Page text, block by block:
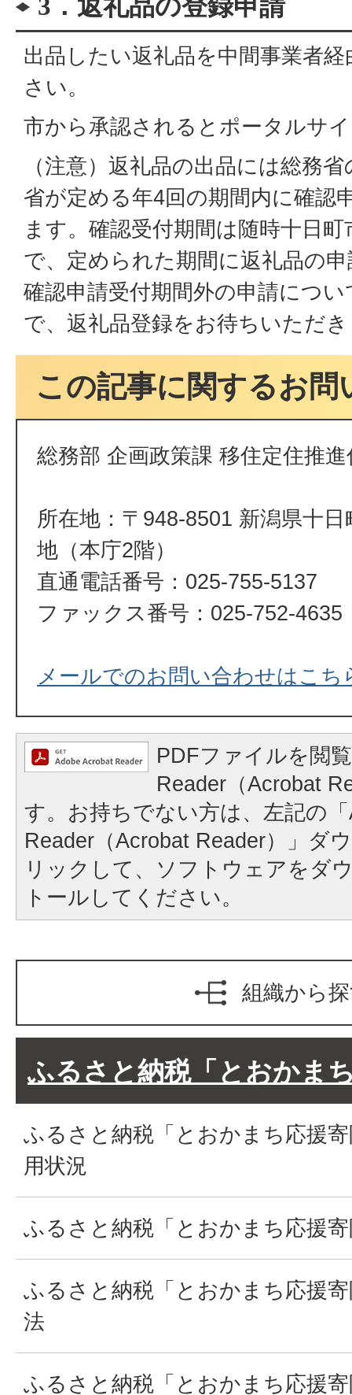
3．返礼品の登録申請
出品したい返礼品を中間事業者
さい。
市から承認されるとポータルサ
（注意）返礼品の出品には総務
省が定める年4回の期間内に確認
ます。確認受付期間は随時十日
で、定められた期間に返礼品の
確認申請受付期間外の申請につ
で、返礼品登録をお待ちいただ
この記事に関するお問
総務部 企画政策課 移住定住推進
所在地：〒948-8501 新潟県十
地（本庁2階）
直通電話番号：025-755-5137
ファックス番号：025-752-4635
メールでのお問い合わせはこち
PDFファイルを閲
Reader（Acrobat
す。お持ちでない方は、左記の
Reader（Acrobat Reader）」ダ
リックして、ソフトウェアをダ
トールしてください。
組織から
ふるさと納税「とおかま
ふるさと納税「とおかまち応援
用状況
ふるさと納税「とおかまち応援
ふるさと納税「とおかまち応援
法
ふるさと納税「とおかまち応援